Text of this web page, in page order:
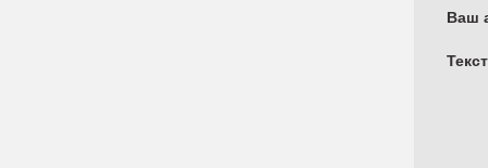
Ваш